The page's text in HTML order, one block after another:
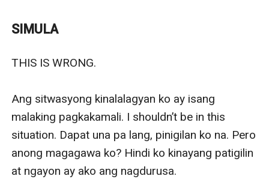
magpakasal dito. Calista was so against it, tinangka
ang binabalak nito.
bahay ng kasintahan niya upang makilala ni Calista ang
magiging stepfather nito at nang sa ganoon, malaman
ni Cali kung bakit gustong magpakasal ng ina niya rito.
Mayaman, maimpluwensya, at may magandang
reputasyon ang pamilya ng kasintahan ng ina. Hindi rin
SIMULA
THIS IS WRONG.
Ang sitwasyong kinalalagyan ko ay isang
malaking pagkakamali. I shouldn’t be in this
situation. Dapat una pa lang, pinigilan ko na. Pero
anong magagawa ko? Hindi ko kinayang patigilin
at ngayon ay ako ang nagdurusa.